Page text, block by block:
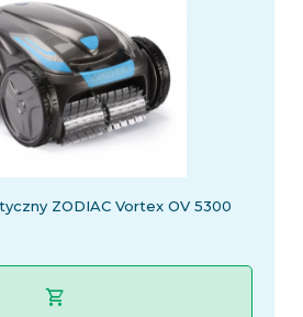
ZODIAC Vortex OV 5300